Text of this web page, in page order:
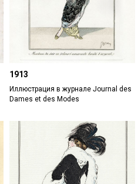
1913
Иллюстрация в журнале Journal des
Dames et des Modes